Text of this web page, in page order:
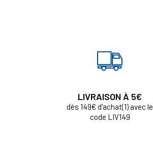
LIVRAISON À 5€
dès 149€ d'achat(1) avec le
code LIV149